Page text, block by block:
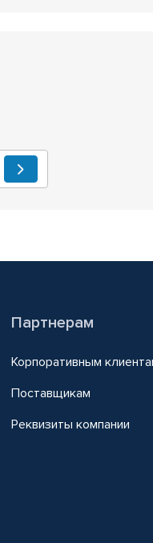
Партнерам
Корпоративным
Поставщикам
Реквизиты компании